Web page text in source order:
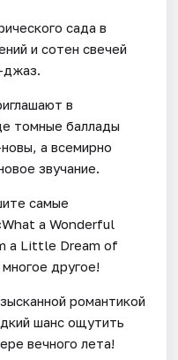
сада в
и сотен свечей
джаз.
в
томные баллады
а всемирно
звучание.
самые
a Wonderful
a Little Dream of
другое!
романтикой
шанс ощутить
вечного лета!